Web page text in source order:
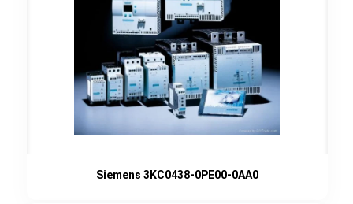
Siemens 3KC0438-0PE00-0AA0